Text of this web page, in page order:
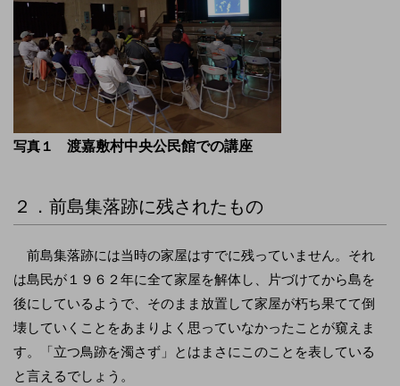
写真１ 渡嘉敷村中央公民館での講座
２．前島集落跡に残されたもの
前島集落跡には当時の家屋はすでに残っていません。それ
は島民が１９６２年に全て家屋を解体し、片づけてから島を
後にしているようで、そのまま放置して家屋が朽ち果てて倒
壊していくことをあまりよく思っていなかったことが窺えま
す。「立つ鳥跡を濁さず」とはまさにこのことを表している
と言えるでしょう。